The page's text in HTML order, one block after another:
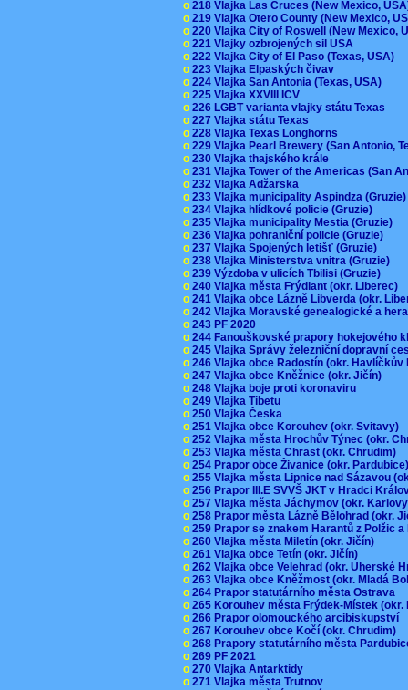
o 218 Vlajka Las Cruces (New Mexico,
o 219 Vlajka Otero County (New Mexico,
o 220 Vlajka City of Roswell (New Mexico,
o 221 Vlajky ozbrojených sil USA
o 222 Vlajka City of El Paso (Texas, USA)
o 223 Vlajka Elpaských čivav
o 224 Vlajka San Antonia (Texas, USA)
o 225 Vlajka XXVIII ICV
o 226 LGBT varianta vlajky státu Texas
o 227 Vlajka státu Texas
o 228 Vlajka Texas Longhorns
o 229 Vlajka Pearl Brewery (San Antonio,
o 230 Vlajka thajského krále
o 231 Vlajka Tower of the Americas (San
o 232 Vlajka Adžarska
o 233 Vlajka municipality Aspindza
o 234 Vlajka hlídkové policie (Gruzie)
o 235 Vlajka municipality Mestia (Gruzie)
o 236 Vlajka pohraniční policie (Gruzie)
o 237 Vlajka Spojených letišť (Gruzie)
o 238 Vlajka Ministerstva vnitra (Gruzie)
o 239 Výzdoba v ulicích Tbilisi (Gruzie)
o 240 Vlajka města Frýdlant (okr. Liberec)
o 241 Vlajka obce Lázně Libverda (okr.
o 242 Vlajka Moravské genealogické a
o 243 PF 2020
o 244 Fanouškovské prapory hokejového
o 245 Vlajka Správy železniční dopravní
o 246 Vlajka obce Radostín (okr.
o 247 Vlajka obce Kněžnice (okr. Jičín)
o 248 Vlajka boje proti koronaviru
o 249 Vlajka Tibetu
o 250 Vlajka Česka
o 251 Vlajka obce Korouhev (okr. Svitavy)
o 252 Vlajka města Hrochův Týnec (okr.
o 253 Vlajka města Chrast (okr. Chrudim)
o 254 Prapor obce Živanice (okr.
o 255 Vlajka města Lipnice nad Sázavou
o 256 Prapor III.E SVVŠ JKT v Hradci
o 257 Vlajka města Jáchymov (okr.
o 258 Prapor města Lázně Bělohrad (okr.
o 259 Prapor se znakem Harantů z Polžic
o 260 Vlajka města Miletín (okr. Jičín)
o 261 Vlajka obce Tetín (okr. Jičín)
o 262 Vlajka obce Velehrad (okr. Uherské
o 263 Vlajka obce Kněžmost (okr. Mladá
o 264 Prapor statutárního města Ostrava
o 265 Korouhev města Frýdek-Místek
o 266 Prapor olomouckého arcibiskupství
o 267 Korouhev obce Kočí (okr. Chrudim)
o 268 Prapory statutárního města
o 269 PF 2021
o 270 Vlajka Antarktidy
o 271 Vlajka města Trutnov